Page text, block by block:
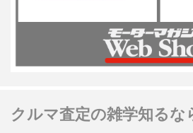
クルマ査定の雑学知るな